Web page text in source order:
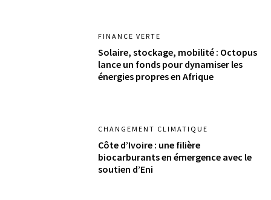
FINANCE VERTE
Solaire, stockage, mobilité : Octopus
lance un fonds pour dynamiser les
énergies propres en Afrique
CHANGEMENT CLIMATIQUE
Côte d’Ivoire : une filière
biocarburants en émergence avec le
soutien d’Eni